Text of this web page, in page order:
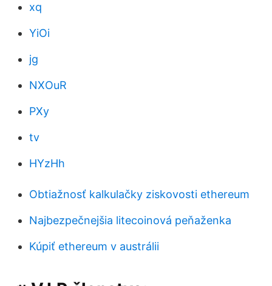
xq
YiOi
jg
NXOuR
PXy
tv
HYzHh
Obtiažnosť kalkulačky ziskovosti ethereum
Najbezpečnejšia litecoinová peňaženka
Kúpiť ethereum v austrálii